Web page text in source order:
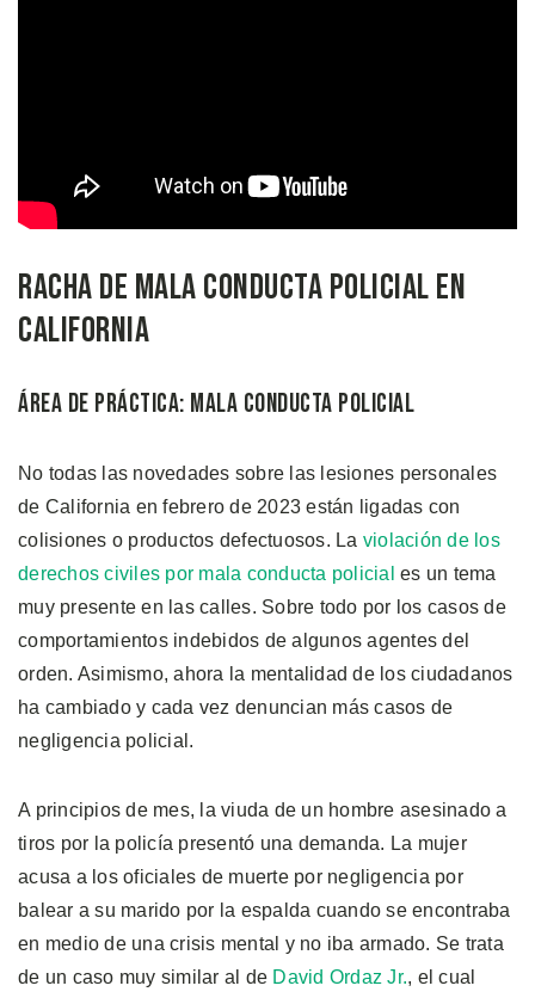
Racha de Mala Conducta Policial en
California
Área de Práctica: Mala Conducta Policial
No todas las novedades sobre las lesiones personales
de California en febrero de 2023 están ligadas con
colisiones o productos defectuosos. La violación de los
derechos civiles por mala conducta policial es un tema
muy presente en las calles. Sobre todo por los casos de
comportamientos indebidos de algunos agentes del
orden. Asimismo, ahora la mentalidad de los ciudadanos
ha cambiado y cada vez denuncian más casos de
negligencia policial.
A principios de mes, la viuda de un hombre asesinado a
tiros por la policía presentó una demanda. La mujer
acusa a los oficiales de muerte por negligencia por
balear a su marido por la espalda cuando se encontraba
en medio de una crisis mental y no iba armado. Se trata
de un caso muy similar al de David Ordaz Jr., el cual